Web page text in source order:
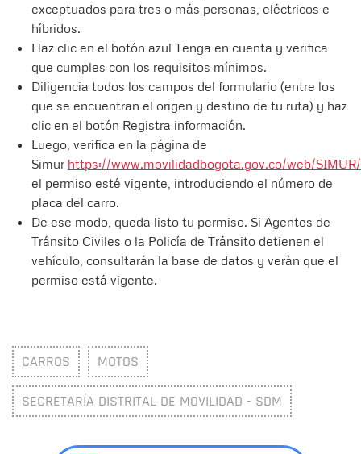
exceptuados para tres o más personas, eléctricos e
híbridos.
Haz clic en el botón azul Tenga en cuenta y verifica
que cumples con los requisitos mínimos.
Diligencia todos los campos del formulario (entre los
que se encuentran el origen y destino de tu ruta) y haz
clic en el botón Registra información.
Luego, verifica en la página de
Simur https://www.movilidadbogota.gov.co/web/
el permiso esté vigente, introduciendo el número de
placa del carro.
De ese modo, queda listo tu permiso. Si Agentes de
Tránsito Civiles o la Policía de Tránsito detienen el
vehículo, consultarán la base de datos y verán que el
permiso está vigente.
CARROS MOTOS
SECRETARÍA DISTRITAL DE MOVILIDAD - SDM